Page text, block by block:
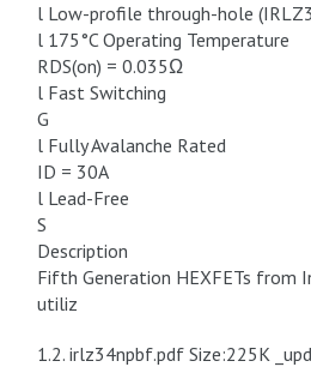
l Low-profile through-hole
l 175°C Operating Temperature
RDS(on) = 0.035Ω
l Fast Switching
G
l Fully Avalanche Rated
ID = 30A
l Lead-Free
S
Description
Fifth Generation HEXFETs from
utiliz
1.2. irlz34npbf.pdf Size:225K _upd